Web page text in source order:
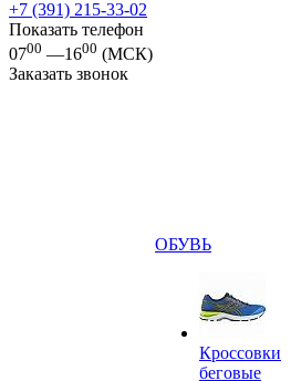
+7 (391) 215-33-02
Показать телефон
0700 —1600 (МСК)
Заказать звонок
ОБУВЬ
Кроссовки
беговые